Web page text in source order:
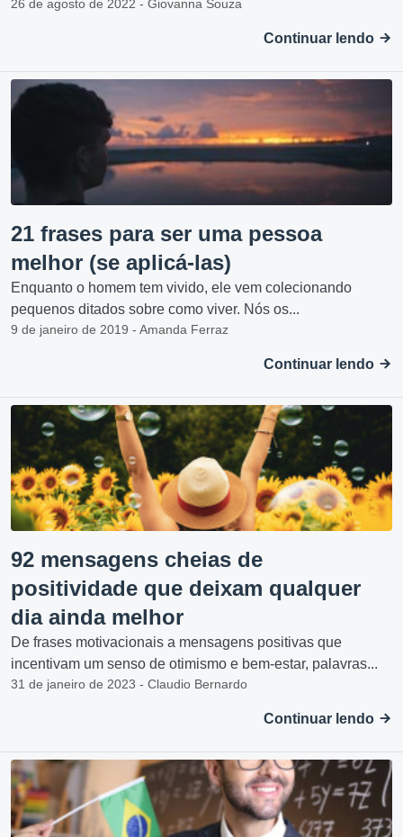
26 de agosto de 2022 - Giovanna Souza
Continuar lendo
21 frases para ser uma pessoa
melhor (se aplicá-las)
Enquanto o homem tem vivido, ele vem colecionando
pequenos ditados sobre como viver. Nós os...
9 de janeiro de 2019 - Amanda Ferraz
Continuar lendo
92 mensagens cheias de
positividade que deixam qualquer
dia ainda melhor
De frases motivacionais a mensagens positivas que
incentivam um senso de otimismo e bem-estar, palavras...
31 de janeiro de 2023 - Claudio Bernardo
Continuar lendo